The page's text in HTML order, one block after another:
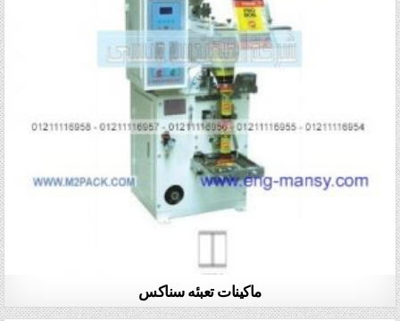
ماكينات تعبئه سناكس